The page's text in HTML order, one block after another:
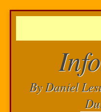
By Daniel